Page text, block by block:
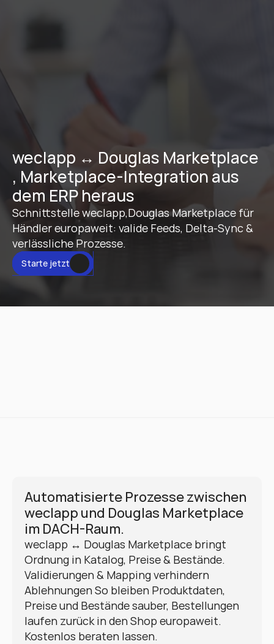
weclapp ↔ Douglas Marketplace
, Marketplace-Integration aus
dem ERP heraus
Schnittstelle weclapp,Douglas Marketplace für
Händler europaweit: valide Feeds, Delta-Sync &
verlässliche Prozesse.
Starte jetzt
Automatisierte Prozesse zwischen
weclapp und Douglas Marketplace
im DACH-Raum.
weclapp ↔ Douglas Marketplace bringt
Ordnung in Katalog, Preise & Bestände.
Validierungen & Mapping verhindern
Ablehnungen So bleiben Produktdaten,
Preise und Bestände sauber, Bestellungen
laufen zurück in den Shop europaweit.
Kostenlos beraten lassen.